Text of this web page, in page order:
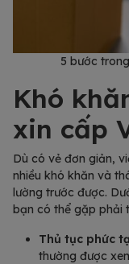
5 bước
Khó
xin cấp
Dù có vẻ đơn giản,
nhiều khó khăn và
lường trước được.
bạn có thể gặp phải
Thủ tục phức
thường được